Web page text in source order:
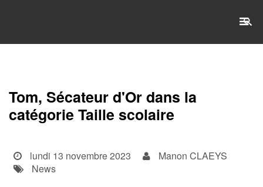
Tom, Sécateur d'Or dans la
catégorie Taille scolaire
lundi 13 novembre 2023
Manon CLAEYS
News
Accueil
WSET®